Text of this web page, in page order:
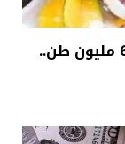
الصادرات الزراعية المصرية تتخطى 6.2 مليون طن..